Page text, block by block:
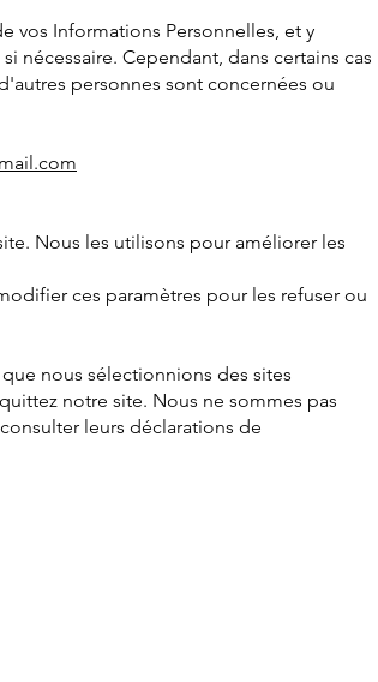
vos Informations Personnelles, et y
nécessaire. Cependant, dans certains cas
personnes sont concernées ou
Nous les utilisons pour améliorer les
ces paramètres pour les refuser ou
nous sélectionnions des sites
notre site. Nous ne sommes pas
leurs déclarations de